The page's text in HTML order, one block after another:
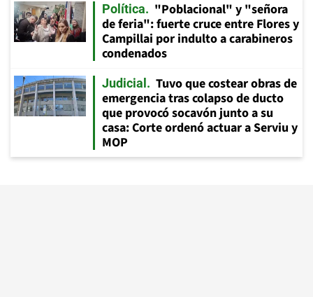
Política
"Poblacional" y "señora
de feria": fuerte cruce entre Flores y
Campillai por indulto a carabineros
condenados
Judicial
Tuvo que costear obras de
emergencia tras colapso de ducto
que provocó socavón junto a su
casa: Corte ordenó actuar a Serviu y
MOP